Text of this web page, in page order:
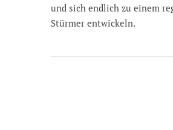
und sich endlich zu einem
Stürmer entwickeln.